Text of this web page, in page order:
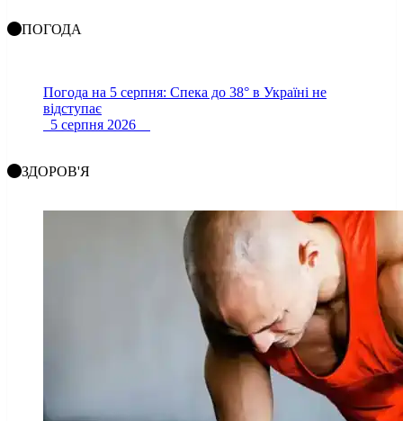
ПОГОДА
Погода на 5 серпня: Спека до 38° в Україні не
відступає
5 серпня 2026
ЗДОРОВ'Я